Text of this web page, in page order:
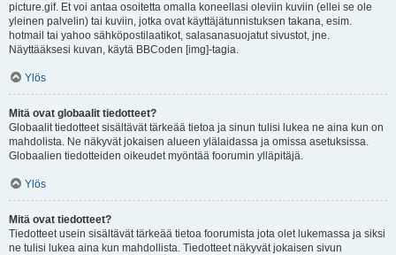
picture.gif. Et voi antaa osoitetta omalla koneellasi oleviin kuviin (ellei se ole
yleinen palvelin) tai kuviin, jotka ovat käyttäjätunnistuksen takana, esim.
hotmail tai yahoo sähköpostilaatikot, salasanasuojatut sivustot, jne.
Näyttääksesi kuvan, käytä BBCoden [img]-tagia.
Ylös
Mitä ovat globaalit tiedotteet?
Globaalit tiedotteet sisältävät tärkeää tietoa ja sinun tulisi lukea ne aina kun on
mahdolista. Ne näkyvät jokaisen alueen ylälaidassa ja omissa asetuksissa.
Globaalien tiedotteiden oikeudet myöntää foorumin ylläpitäjä.
Ylös
Mitä ovat tiedotteet?
Tiedotteet usein sisältävät tärkeää tietoa foorumista jota olet lukemassa ja siksi
ne tulisi lukea aina kun mahdollista. Tiedotteet näkyvät jokaisen sivun